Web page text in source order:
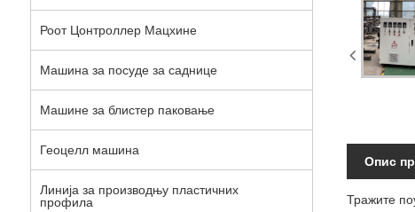
Роот Цонтроллер Мацхине
Машина за посуде за саднице
Машине за блистер паковање
Геоцелл машина
Линија за производњу пластичних
профила
Опис
Тражите